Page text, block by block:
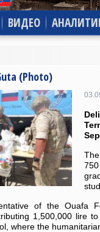
ВИДЕО
(Photo)
of the Ouafa
1,500,000 lire
where the